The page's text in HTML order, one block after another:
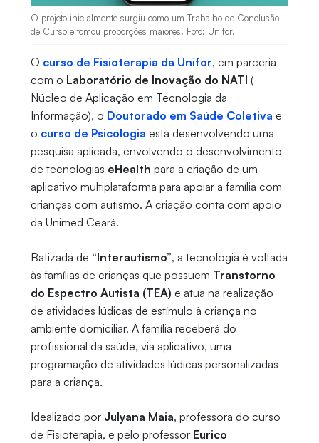
O projeto inicialmente surgiu como um Trabalho de Conclusão
de Curso e tomou proporções maiores. Foto: Unifor.
O curso de Fisioterapia da Unifor, em parceria
com o Laboratório de Inovação do NATI (
Núcleo de Aplicação em Tecnologia da
Informação), o Doutorado em Saúde Coletiva e
o curso de Psicologia está desenvolvendo uma
pesquisa aplicada, envolvendo o desenvolvimento
de tecnologias eHealth para a criação de um
aplicativo multiplataforma para apoiar a família com
crianças com autismo. A criação conta com apoio
da Unimed Ceará.
Batizada de “Interautismo”, a tecnologia é voltada
às famílias de crianças que possuem Transtorno
do Espectro Autista (TEA) e atua na realização
de atividades lúdicas de estímulo à criança no
ambiente domiciliar. A família receberá do
profissional da saúde, via aplicativo, uma
programação de atividades lúdicas personalizadas
para a criança.
Idealizado por Julyana Maia, professora do curso
de Fisioterapia, e pelo professorEurico